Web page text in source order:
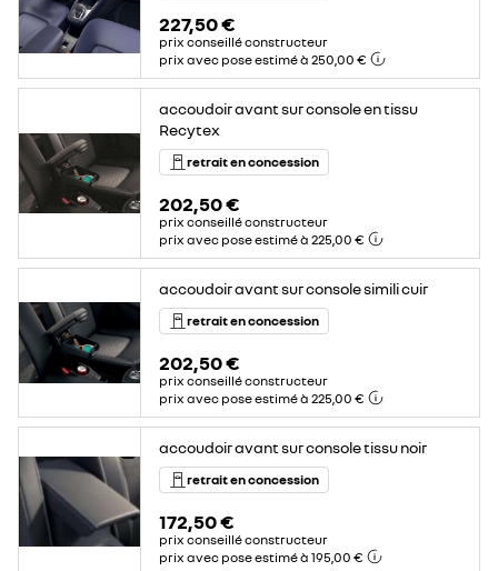
227,50 €
prix conseillé constructeur
prix avec pose estimé à 250,00 €
accoudoir avant sur console en tissu
Recytex
retrait en concession
202,50 €
prix conseillé constructeur
prix avec pose estimé à 225,00 €
accoudoir avant sur console simili cuir
retrait en concession
202,50 €
prix conseillé constructeur
prix avec pose estimé à 225,00 €
accoudoir avant sur console tissu noir
retrait en concession
172,50 €
prix conseillé constructeur
prix avec pose estimé à 195,00 €